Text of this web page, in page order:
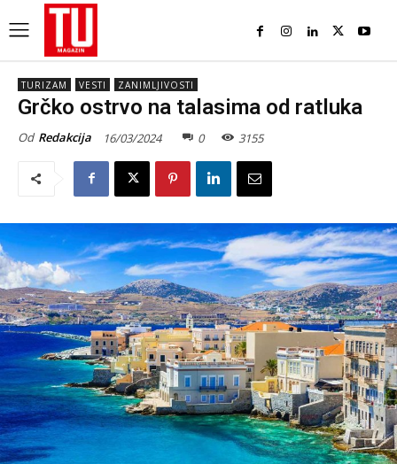
TURIZAM VESTI ZANIMLJIVOSTI
Grčko ostrvo na talasima od ratluka
Od Redakcija 16/03/2024 0 3155